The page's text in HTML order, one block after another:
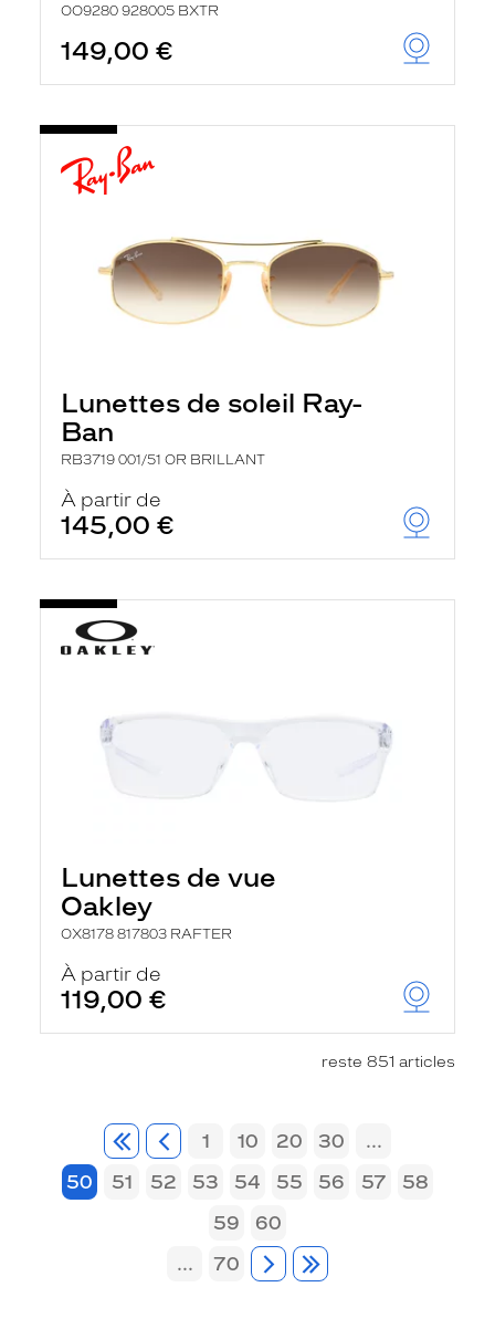
OO9280 928005 BXTR
149,00 €
Lunettes de soleil Ray-
Ban
RB3719 001/51 OR BRILLANT
À partir de
145,00 €
Lunettes de vue
Oakley
OX8178 817803 RAFTER
À partir de
119,00 €
reste 851 articles
1 10 20 30
...
50
51 52 53 54 55 56 57
58
59
60
...
70